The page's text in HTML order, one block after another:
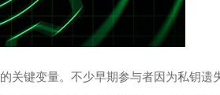
关键变量。不少早期参与者因为私钥遗